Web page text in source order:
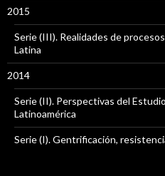
2015
Serie (III). Realidades de
Latina
2014
Serie (II). Perspectivas del
Latinoamérica
Serie (I). Gentrificación,